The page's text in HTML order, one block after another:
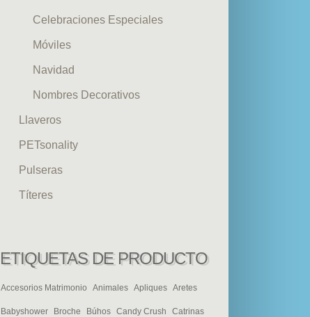
Celebraciones Especiales
Móviles
Navidad
Nombres Decorativos
Llaveros
PETsonality
Pulseras
Títeres
ETIQUETAS DE PRODUCTO
Accesorios Matrimonio Animales Apliques Aretes
Babyshower Broche Búhos Candy Crush Catrinas